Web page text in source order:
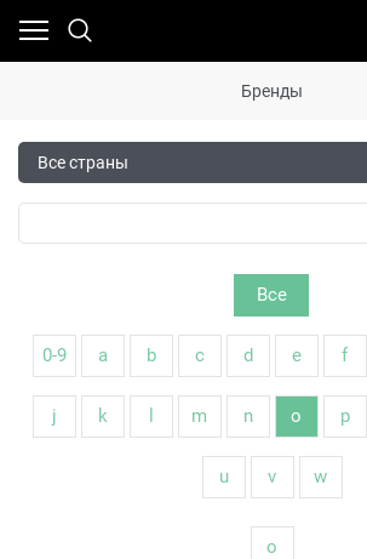
Бренды
Все
0-9 a b c d e f
j k m n o p
u v w
о